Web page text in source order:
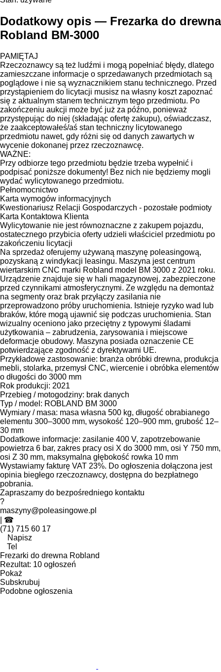
Dodatkowy opis — Frezarka do drewna
Robland BM-3000
PAMIĘTAJ
Rzeczoznawcy są też ludźmi i mogą popełniać błędy, dlatego
zamieszczane informacje o sprzedawanych przedmiotach są
poglądowe i nie są wyznacznikiem stanu technicznego. Przed
przystąpieniem do licytacji musisz na własny koszt zapoznać
się z aktualnym stanem technicznym tego przedmiotu. Po
zakończeniu aukcji może być już za późno, ponieważ
przystępując do niej (składając ofertę zakupu), oświadczasz,
że zaakceptowałeś/aś stan techniczny licytowanego
przedmiotu nawet, gdy różni się od danych zawartych w
wycenie dokonanej przez rzeczoznawcę.
WAŻNE:
Przy odbiorze tego przedmiotu będzie trzeba wypełnić i
podpisać poniższe dokumenty! Bez nich nie będziemy mogli
wydać wylicytowanego przedmiotu.
Pełnomocnictwo
Karta wymogów informacyjnych
Kwestionariusz Relacji Gospodarczych - pozostałe podmioty
Karta Kontaktowa Klienta
Wylicytowanie nie jest równoznaczne z zakupem pojazdu,
ostatecznego przybicia oferty udzieli właściciel przedmiotu po
zakończeniu licytacji
Na sprzedaż oferujemy używaną maszynę poleasingową,
pozyskaną z windykacji leasingu. Maszyna jest centrum
wiertarskim CNC marki Robland model BM 3000 z 2021 roku.
Urządzenie znajduje się w hali magazynowej, zabezpieczone
przed czynnikami atmosferycznymi. Ze względu na demontaż
na segmenty oraz brak przyłączy zasilania nie
przeprowadzono próby uruchomienia. Istnieje ryzyko wad lub
braków, które mogą ujawnić się podczas uruchomienia. Stan
wizualny oceniono jako przeciętny z typowymi śladami
użytkowania – zabrudzenia, zarysowania i miejscowe
deformacje obudowy. Maszyna posiada oznaczenie CE
potwierdzające zgodność z dyrektywami UE.
Przykładowe zastosowanie: branża obróbki drewna, produkcja
mebli, stolarka, przemysł CNC, wiercenie i obróbka elementów
o długości do 3000 mm
Rok produkcji: 2021
Przebieg / motogodziny: brak danych
Typ / model: ROBLAND BM 3000
Wymiary / masa: masa własna 500 kg, długość obrabianego
elementu 300–3000 mm, wysokość 120–900 mm, grubość 12–
30 mm
Dodatkowe informacje: zasilanie 400 V, zapotrzebowanie
powietrza 6 bar, zakres pracy osi X do 3000 mm, osi Y 750 mm,
osi Z 30 mm, maksymalna głębokość rowka 10 mm
Wystawiamy fakturę VAT 23%. Do ogłoszenia dołączona jest
opinia biegłego rzeczoznawcy, dostępna do bezpłatnego
pobrania.
Zapraszamy do bezpośredniego kontaktu
?
maszyny@poleasingowe.pl
| ☎
(71) 715 60 17
Napisz
Tel
Frezarki do drewna Robland
Rezultat: 10 ogłoszeń
Pokaż
Subskrubuj
Podobne ogłoszenia